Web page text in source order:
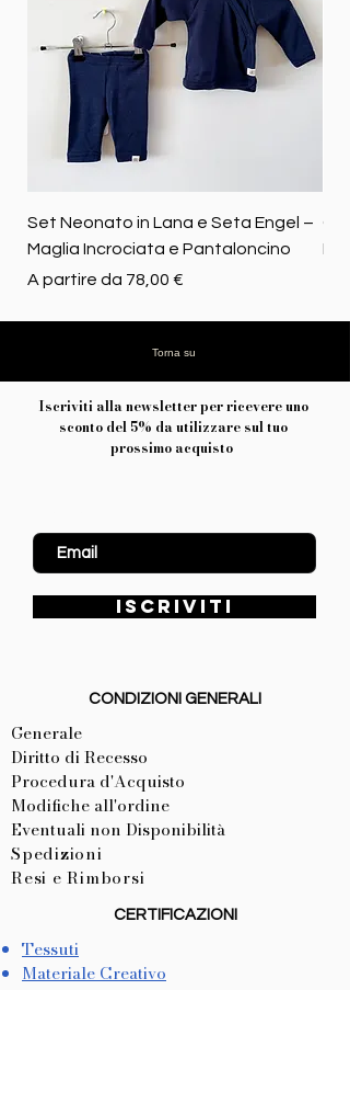
Set Neonato in Lana e Seta Engel –
Maglia Incrociata e Pantaloncino
A partire da 78,00 €
Prezzo scontato
Torna su
Iscriviti alla newsletter per ricevere uno
sconto del 5% da utilizzare sul tuo
prossimo acquisto
ISCRIVITI
CONDIZIONI GENERALI
Generale
Diritto di Recesso
Procedura d'Acquisto
Modifiche all'ordine
Eventuali non Disponibilità
Spedizioni
Resi e Rimborsi
CERTIFICAZIONI
Tessuti
Materiale Creativo